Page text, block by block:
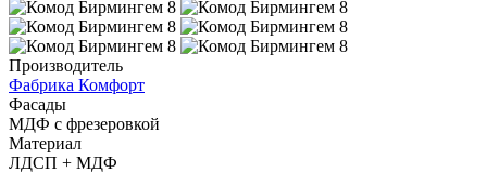
Производитель
Фабрика Комфорт
Фасады
МДФ с фрезеровкой
Материал
ЛДСП + МДФ